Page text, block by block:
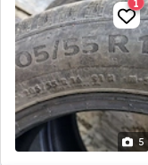
5
1